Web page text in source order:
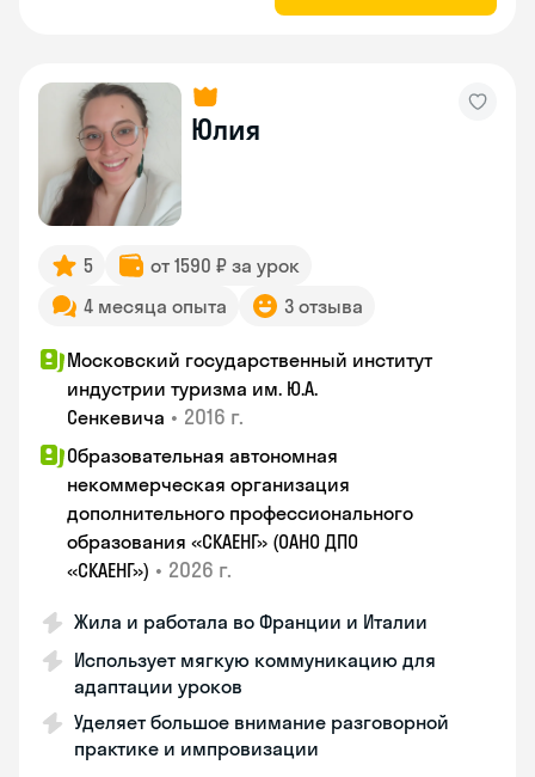
Юлия
5
от 1590 ₽ за урок
4 месяца опыта
3 отзыва
Московский государственный институт
индустрии туризма им. Ю.А.
Сенкевича • 2016 г.
Образовательная автономная
некоммерческая организация
дополнительного профессионального
образования «СКАЕНГ» (ОАНО ДПО
«СКАЕНГ») • 2026 г.
Жила и работала во Франции и Италии
Использует мягкую коммуникацию для
адаптации уроков
Уделяет большое внимание разговорной
практике и импровизации